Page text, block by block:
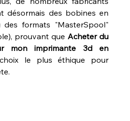
désormais des bobines en
formats "MasterSpool"
prouvant que Acheter du
mon imprimante 3d en
le plus éthique pour